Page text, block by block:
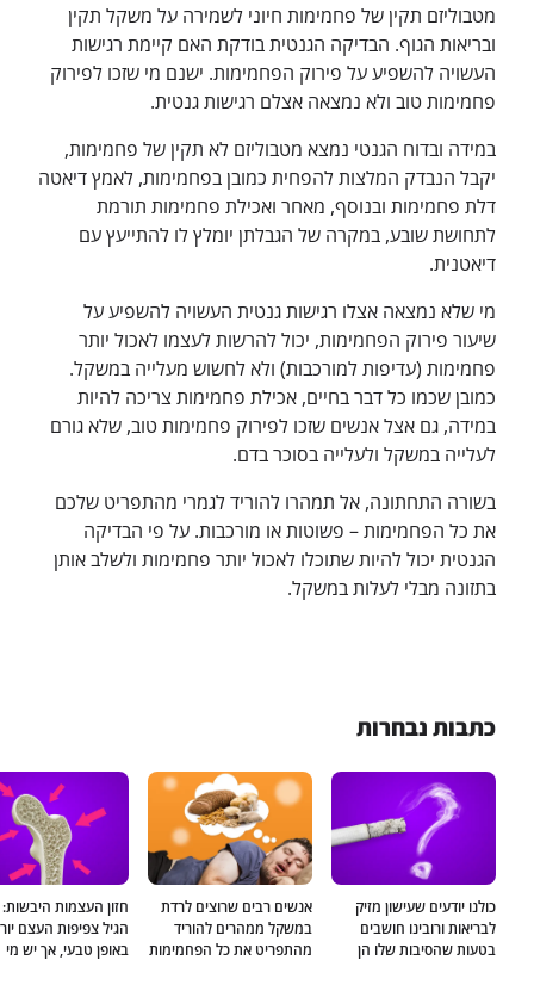
מטבוליזם תקין של פחמימות חיוני לשמירה על משקל תקין
ובריאות הגוף. הבדיקה הגנטית בודקת האם קיימת רגישות
העשויה להשפיע על פירוק הפחמימות. ישנם מי שזכו לפירוק
פחמימות טוב ולא נמצאה אצלם רגישות גנטית.
במידה ובדוח הגנטי נמצא מטבוליזם לא תקין של פחמימות,
יקבל הנבדק המלצות להפחית כמובן בפחמימות, לאמץ דיאטה
דלת פחמימות ובנוסף, מאחר ואכילת פחמימות תורמת
לתחושת שובע, במקרה של הגבלתן יומלץ לו להתייעץ עם
דיאטנית.
מי שלא נמצאה אצלו רגישות גנטית העשויה להשפיע על
שיעור פירוק הפחמימות, יכול להרשות לעצמו לאכול יותר
פחמימות (עדיפות למורכבות) ולא לחשוש מעלייה במשקל.
כמובן שכמו כל דבר בחיים, אכילת פחמימות צריכה להיות
במידה, גם אצל אנשים שזכו לפירוק פחמימות טוב, שלא גורם
לעלייה במשקל ולעלייה בסוכר בדם.
בשורה התחתונה, אל תמהרו להוריד לגמרי מהתפריט שלכם
את כל הפחמימות – פשוטות או מורכבות. על פי הבדיקה
הגנטית יכול להיות שתוכלו לאכול יותר פחמימות ולשלב אותן
בתזונה מבלי לעלות במשקל.
כתבות נבחרות
כולנו יודעים שעישון מזיק
לבריאות ורובינו חושבים
בטעות שהסיבות שלו הן
אנשים רבים שרוצים לרדת
במשקל ממהרים להוריד
מהתפריט את כל הפחמימות
חזון העצמות
הגיל צפיפות העצם
באופן טבעי, אך יש מי